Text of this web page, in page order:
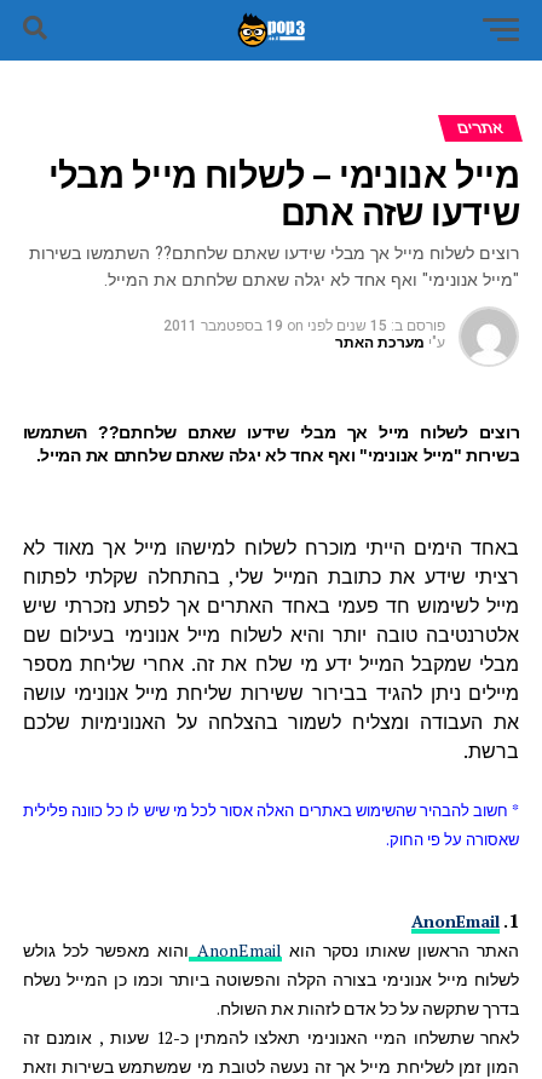
אתרים
מייל אנונימי – לשלוח מייל מבלי
שידעו שזה אתם
רוצים לשלוח מייל אך מבלי שידעו שאתם שלחתם?? השתמשו בשירות
"מייל אנונימי" ואף אחד לא יגלה שאתם שלחתם את המייל.
פורסם ב: 15 שנים לפני on 19 בספטמבר 2011
ע"י מערכת האתר
רוצים לשלוח מייל אך מבלי שידעו שאתם שלחתם?? השתמשו
בשירות "מייל אנונימי" ואף אחד לא יגלה שאתם שלחתם את המייל.
באחד הימים הייתי מוכרח לשלוח למישהו מייל אך מאוד לא
רציתי שידע את כתובת המייל שלי, בהתחלה שקלתי לפתוח
מייל לשימוש חד פעמי באחד האתרים אך לפתע נזכרתי שיש
אלטרנטיבה טובה יותר והיא לשלוח מייל אנונימי בעילום שם
מבלי שמקבל המייל ידע מי שלח את זה. אחרי שליחת מספר
מיילים ניתן להגיד בבירור ששירות שליחת מייל אנונימי עושה
את העבודה ומצליח לשמור בהצלחה על האנונימיות שלכם
ברשת.
* חשוב להבהיר שהשימוש באתרים האלה אסור לכל מי שיש לו כל כוונה פלילית
שאסורה על פי החוק.
1
.
AnonEmail
האתר הראשון שאותו נסקר הוא AnonEmail והוא מאפשר לכל גולש
לשלוח מייל אנונימי בצורה הקלה והפשוטה ביותר וכמו כן המייל נשלח
בדרך שתקשה על כל אדם לזהות את השולח.
לאחר שתשלחו המיי האנונימי תאלצו להמתין כ-12 שעות , אומנם זה
המון זמן לשליחת מייל אך זה נעשה לטובת מי שמשתמש בשירות וזאת